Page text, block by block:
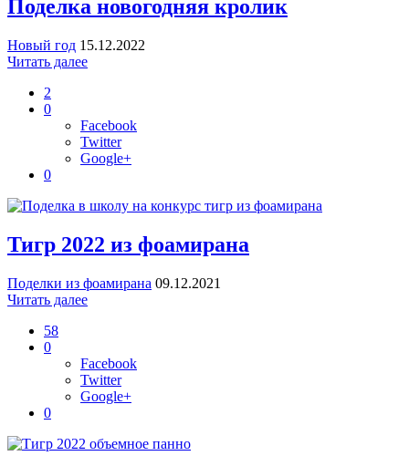
Поделка новогодняя кролик
Новый год 15.12.2022
Читать далее
2
0
Facebook
Twitter
Google+
0
Тигр 2022 из фоамирана
Поделки из фоамирана 09.12.2021
Читать далее
58
0
Facebook
Twitter
Google+
0